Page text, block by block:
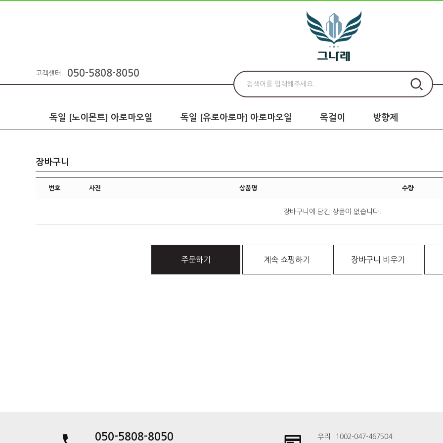
고객센터 050-5808-8050
독일 [노이몬트] 아로마오일 독일 [유로아로마] 아로마오일 목걸이 방향제
장바구니
번호 사진 상품명 수량
장바구니에 담긴 상품이 없습니다.
주문하기 계속 쇼핑하기 장바구니 비우기
050-5808-8050 우리 : 1002-047-467504